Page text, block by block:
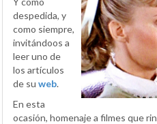
despedida, y
como siempre,
invitándoos a
leer uno de
los artículos
de su web.
En esta
ocasión, homenaje a filmes que